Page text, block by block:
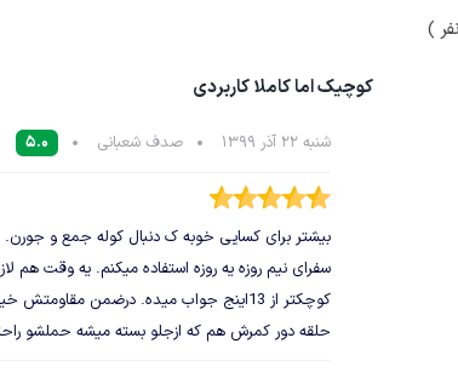
کوچیک اما کاملا کاربردی
شنبه 22 آذر 1399 صدف شعبانی 5.0
بیشتر برای کسایی خوبه ک دنبال کوله جمع و
سفرای نیم روزه یه روزه استفاده میکنم. یه وقت هم
کوچکتر از 13اینج جواب میده. درضمن مقاومتش خیلی خوب بود!
حلقه دور کمرش هم که ازجلو بسته میشه حملشو